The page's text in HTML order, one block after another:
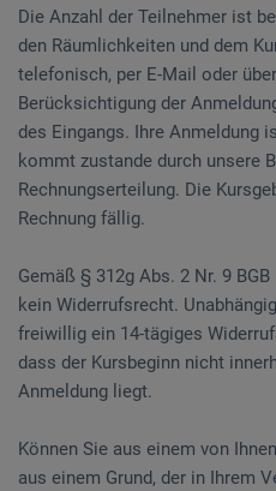
Die Anzahl der Teilnehmer ist
den Räumlichkeiten und dem
telefonisch, per E-Mail oder
Berücksichtigung der
des Eingangs. Ihre Anmeldung
kommt zustande durch unsere
Rechnungserteilung. Die
Rechnung fällig.
Gemäß § 312g Abs. 2 Nr. 9
kein Widerrufsrecht.
freiwillig ein 14-tägiges
dass der Kursbeginn nicht
Anmeldung liegt.
Können Sie aus einem von
aus einem Grund, der in Ihrem